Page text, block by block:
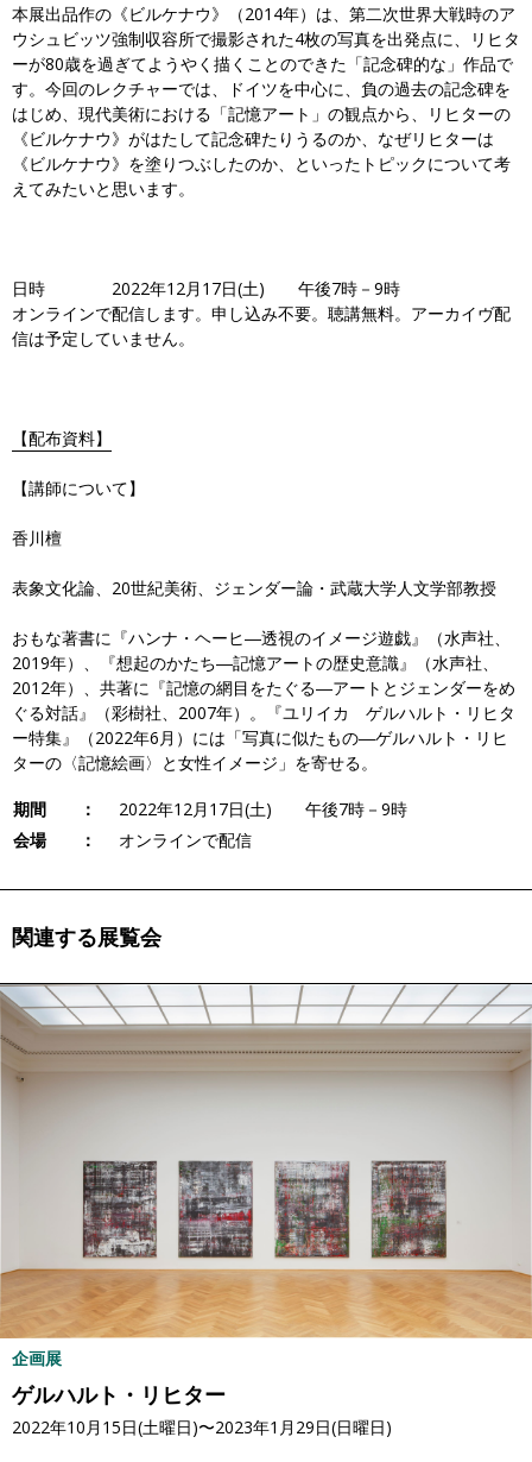
本展出品作の《ビルケナウ》（2014年）は、第二次世界大戦時のア
ウシュビッツ強制収容所で撮影された4枚の写真を出発点に、リヒタ
ーが80歳を過ぎてようやく描くことのできた「記念碑的な」作品で
す。今回のレクチャーでは、ドイツを中心に、負の過去の記念碑を
はじめ、現代美術における「記憶アート」の観点から、リヒターの
《ビルケナウ》がはたして記念碑たりうるのか、なぜリヒターは
《ビルケナウ》を塗りつぶしたのか、といったトピックについて考
えてみたいと思います。
日時 2022年12月17日(土) 午後7時－9時
オンラインで配信します。申し込み不要。聴講無料。アーカイヴ配
信は予定していません。
【配布資料】
【講師について】
香川檀
表象文化論、20世紀美術、ジェンダー論・武蔵大学人文学部教授
おもな著書に『ハンナ・ヘーヒ―透視のイメージ遊戯』（水声社、
2019年）、『想起のかたち―記憶アートの歴史意識』（水声社、
2012年）、共著に『記憶の網目をたぐる―アートとジェンダーをめ
ぐる対話』（彩樹社、2007年）。『ユリイカ ゲルハルト・リヒタ
ー特集』（2022年6月）には「写真に似たもの―ゲルハルト・リヒ
ターの〈記憶絵画〉と女性イメージ」を寄せる。
期間 ：
2022年12月17日(土) 午後7時－9時
会場 ：
オンラインで配信
関連する展覧会
企画展
ゲルハルト・リヒター
2022年10月15日(土曜日)〜2023年1月29日(日曜日)